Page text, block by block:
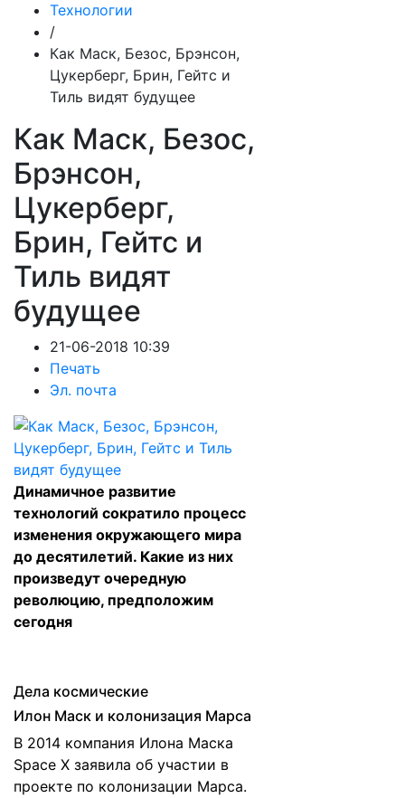
Технологии
/
Как Маск, Безос, Брэнсон,
Цукерберг, Брин, Гейтс и
Тиль видят будущее
Как Маск, Безос,
Брэнсон,
Цукерберг,
Брин, Гейтс и
Тиль видят
будущее
21-06-2018 10:39
Печать
Эл. почта
Динамичное развитие
технологий сократило процесс
изменения окружающего мира
до десятилетий. Какие из них
произведут очередную
революцию, предположим
сегодня
Дела космические
Илон Маск и колонизация Марса
В 2014 компания Илона Маска
Space X заявила об участии в
проекте по колонизации Марса.